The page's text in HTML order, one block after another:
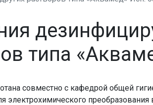
типа
совместно с кафедрой общей
электрохимического